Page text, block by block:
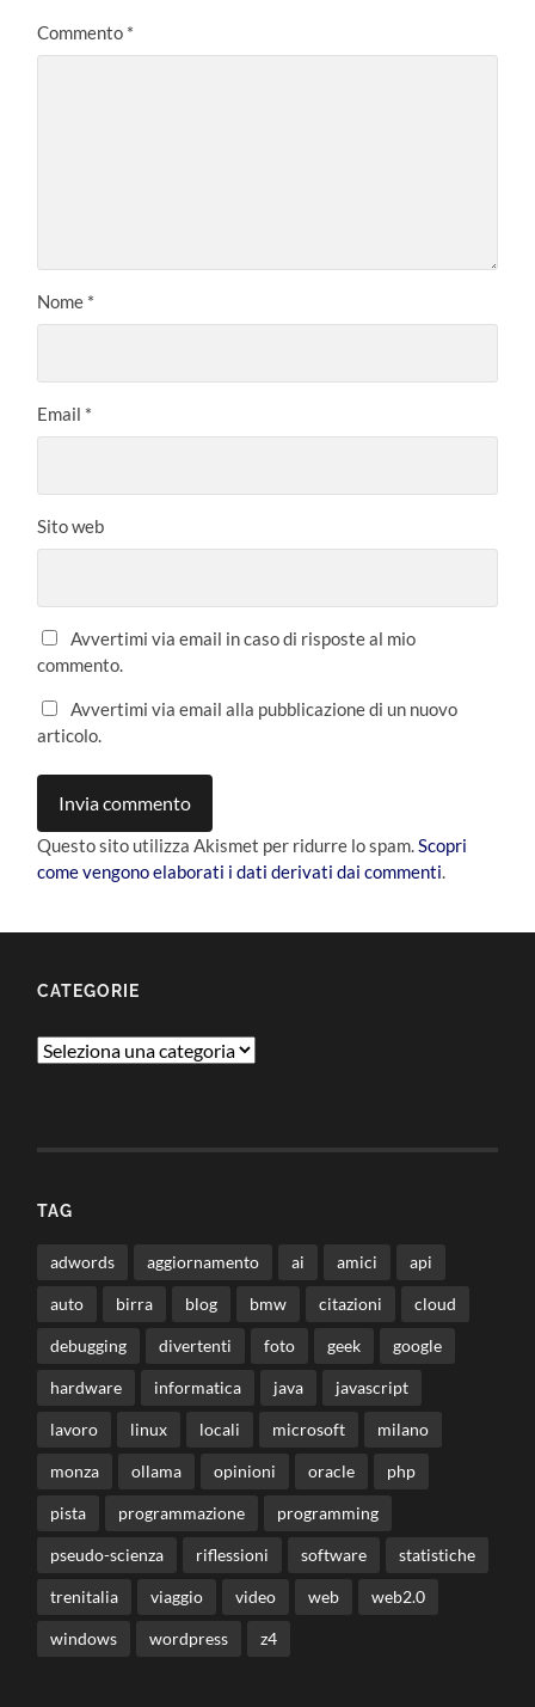
Commento *
Nome *
Email *
Sito web
Avvertimi via email in caso di risposte al mio
commento.
Avvertimi via email alla pubblicazione di un nuovo
articolo.
Questo sito utilizza Akismet per ridurre lo spam.Scopri
come vengono elaborati i dati derivati dai commenti.
CATEGORIE
Categorie
TAG
adwords aggiornamento ai amici api
auto birra blog bmw citazioni cloud
debugging divertenti foto geek google
hardware informatica java javascript
lavoro linux locali microsoft milano
monza ollama opinioni oracle php
pista programmazione programming
pseudo-scienza riflessioni software statistiche
trenitalia viaggio video web web2.0
windows wordpress z4